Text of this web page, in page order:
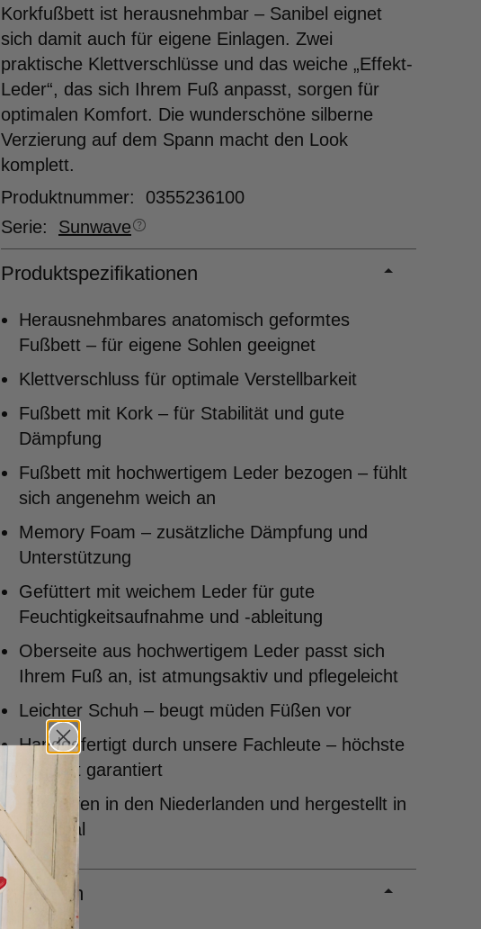
Korkfußbett ist herausnehmbar – Sanibel eignet
sich damit auch für eigene Einlagen. Zwei
praktische Klettverschlüsse und das weiche „Effekt-
Leder“, das sich Ihrem Fuß anpasst, sorgen für
optimalen Komfort. Die wunderschöne silberne
Verzierung auf dem Spann macht den Look
komplett.
Produktnummer: 0355236100
Serie: Sunwave
Produktspezifikationen
Herausnehmbares anatomisch geformtes
Fußbett – für eigene Sohlen geeignet
Klettverschluss für optimale Verstellbarkeit
Fußbett mit Kork – für Stabilität und gute
Dämpfung
Fußbett mit hochwertigem Leder bezogen – fühlt
sich angenehm weich an
Memory Foam – zusätzliche Dämpfung und
Unterstützung
Gefüttert mit weichem Leder für gute
Feuchtigkeitsaufnahme und -ableitung
Oberseite aus hochwertigem Leder passt sich
Ihrem Fuß an, ist atmungsaktiv und pflegeleicht
Leichter Schuh – beugt müden Füßen vor
Handgefertigt durch unsere Fachleute – höchste
Qualität garantiert
Entworfen in den Niederlanden und hergestellt in
Portugal
Passform